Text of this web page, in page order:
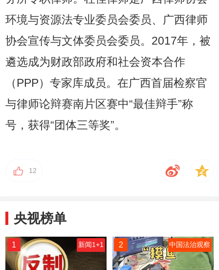
环境与资源法专业委员会委员、广西律师
协会宣传与文体委员会委员。2017年，被
遴选成为财政部政府和社会资本合作
（PPP）专家库成员。在广西首届检察官
与律师论辩赛南片区赛中“最佳辩手”称
号，获得“团体三等奖”。
12
央视榜单
1 新闻1+1 2 中国法治观察